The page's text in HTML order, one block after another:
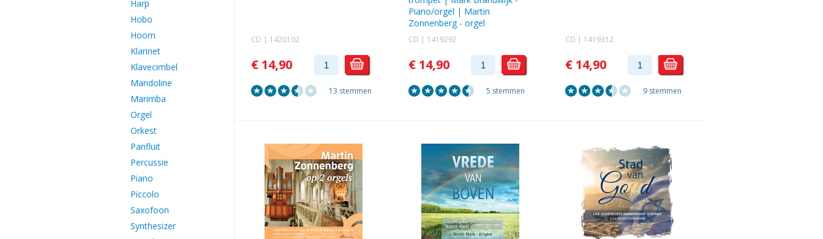
Harp
Hobo
Hoorn
Klarinet
Klavecimbel
Mandoline
Marimba
Orgel
Orkest
Panfluit
Percussie
Piano
Piccolo
Saxofoon
Synthesizer
CD | 1420102
€ 14,90
13 stemmen
Piano/orgel | Martin
Zonnenberg- orgel
CD | 1419292
€ 14,90
5 stemmen
CD | 1419312
€ 14,90
9 stemmen